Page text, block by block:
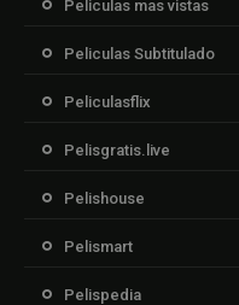
Peliculas mas vistas
Peliculas Subtitulado
Peliculasflix
Pelisgratis.live
Pelishouse
Pelismart
Pelispedia